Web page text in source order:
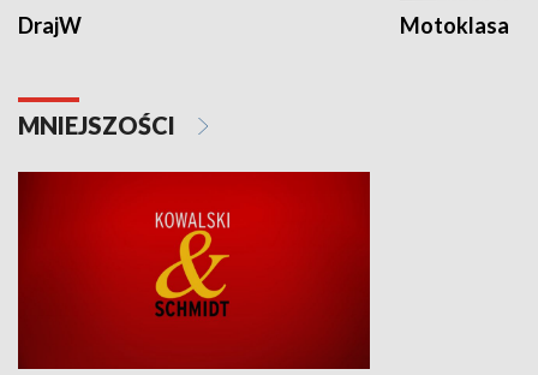
DrajW Motoklasa
MNIEJSZOŚCI